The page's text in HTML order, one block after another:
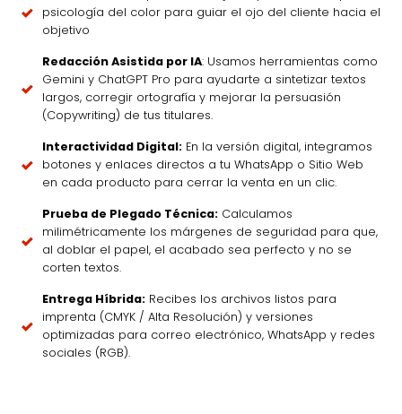
psicología del color para guiar el ojo del cliente hacia el
objetivo
Redacción Asistida por IA: Usamos herramientas como
Gemini y ChatGPT Pro para ayudarte a sintetizar textos
largos, corregir ortografía y mejorar la persuasión
(Copywriting) de tus titulares.
Interactividad Digital:En la versión digital, integramos
botones y enlaces directos a tu WhatsApp o Sitio Web
en cada producto para cerrar la venta en un clic.
Prueba de Plegado Técnica:Calculamos
milimétricamente los márgenes de seguridad para que,
al doblar el papel, el acabado sea perfecto y no se
corten textos.
Entrega Híbrida:Recibes los archivos listos para
imprenta (CMYK / Alta Resolución) y versiones
optimizadas para correo electrónico, WhatsApp y redes
sociales (RGB).